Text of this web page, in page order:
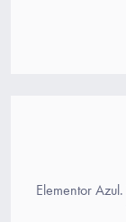
Elementor